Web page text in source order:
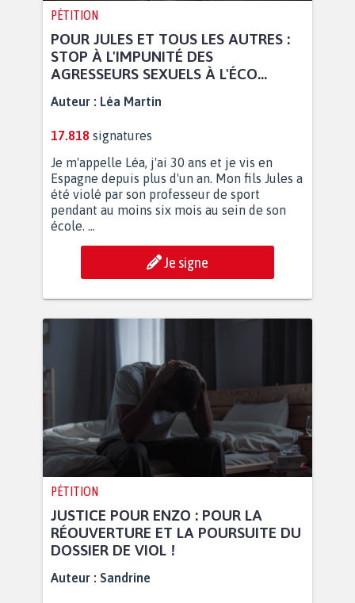
PÉTITION
POUR JULES ET TOUS LES AUTRES :
STOP À L'IMPUNITÉ DES
AGRESSEURS SEXUELS À L'ÉCO...
Auteur : Léa Martin
17.818 signatures
Je m'appelle Léa, j'ai 30 ans et je vis en
Espagne depuis plus d'un an. Mon fils Jules a
été violé par son professeur de sport
pendant au moins six mois au sein de son
école. ...
Je signe
PÉTITION
JUSTICE POUR ENZO : POUR LA
RÉOUVERTURE ET LA POURSUITE DU
DOSSIER DE VIOL !
Auteur : Sandrine